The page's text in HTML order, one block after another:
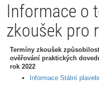
Informace o
zkoušek pro
Termíny zkoušek
ověřování praktických
rok 2022
Informace Státní